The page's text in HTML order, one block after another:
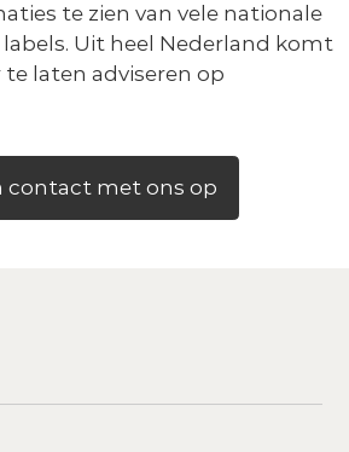
te zien van vele nationale
Uit heel Nederland komt
laten adviseren op
contact met ons op